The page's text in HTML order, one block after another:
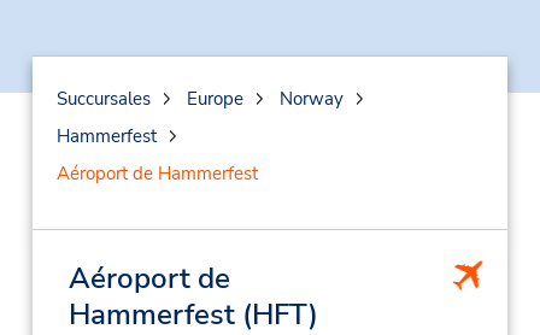
Succursales Europe
Norway
Hammerfest
Aéroport de Hammerfest
Aéroport de
Hammerfest(HFT)